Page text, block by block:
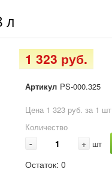
л
1 323 руб.
Артикул PS-000.325
Цена 1 323 руб. за 1 шт
Количество
- + шт
Остаток: 0